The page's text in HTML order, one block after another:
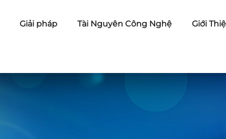
Giải pháp Tài Nguyên Công Nghệ Giới